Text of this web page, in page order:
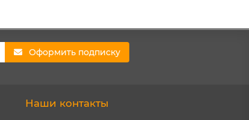
Оформить подписку
Наши контакты